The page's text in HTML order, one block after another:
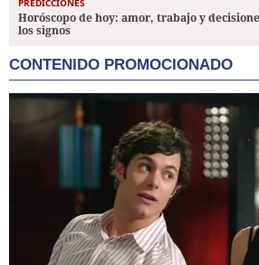
Horóscopo de hoy: amor, trabajo y
los signos
CONTENIDO PROMOCIONADO